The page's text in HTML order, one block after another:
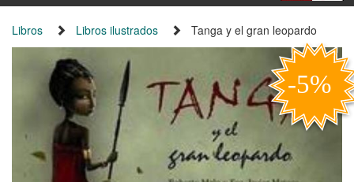
Libros Libros ilustrados Tanga y el gran leopardo